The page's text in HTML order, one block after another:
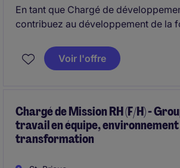
En tant que Chargé de
contribuez au développement de la
employeur en proposant des actions
ajoutée. Véritable partenaire des
l'attractivité de l'entreprise.
Voir l'offre
Chargé de Mission RH (F/H) -
travail en équipe, environnement
transformation